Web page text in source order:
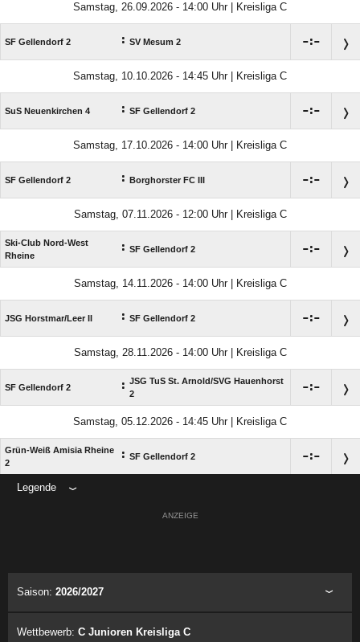
Samstag, 26.09.2026 - 14:00 Uhr | Kreisliga C
SF Gellendorf 2 : SV Mesum 2 :
Samstag, 10.10.2026 - 14:45 Uhr | Kreisliga C
SuS Neuenkirchen 4 : SF Gellendorf 2 :
Samstag, 17.10.2026 - 14:00 Uhr | Kreisliga C
SF Gellendorf 2 : Borghorster FC III :
Samstag, 07.11.2026 - 12:00 Uhr | Kreisliga C
Ski-Club Nord-West
Rheine
: SF Gellendorf 2 :
Samstag, 14.11.2026 - 14:00 Uhr | Kreisliga C
JSG Horstmar/​Leer II : SF Gellendorf 2 :
Samstag, 28.11.2026 - 14:00 Uhr | Kreisliga C
SF Gellendorf 2 : JSG TuS St. Arnold/​SVG Hauenhorst
2
:
Samstag, 05.12.2026 - 14:45 Uhr | Kreisliga C
Grün-Weiß Amisia Rheine
2
: SF Gellendorf 2 :
Legende
ANZEIGE
Saison: 2026/2027
Wettbewerb: C Junioren Kreisliga C